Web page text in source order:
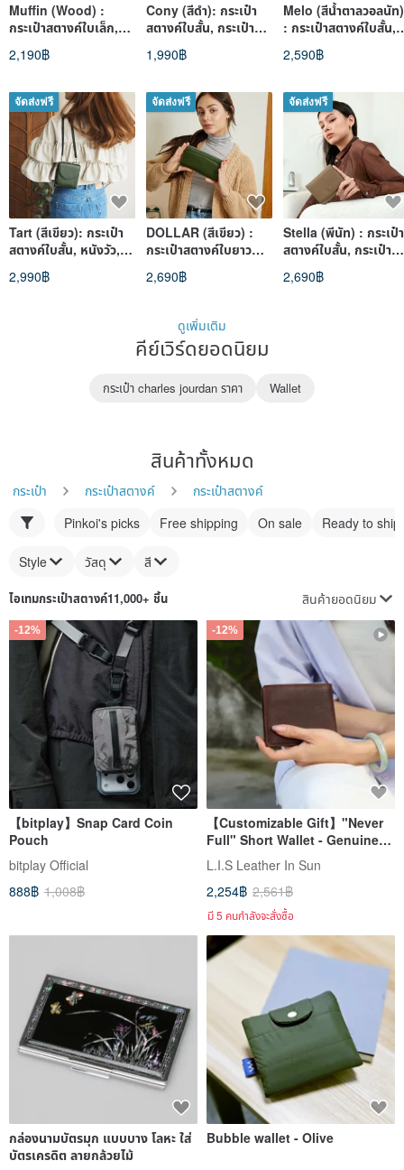
Muffin (Wood) :
กระเป๋าสตางค์ใบเล็ก,
กระเป๋าคล้องคอ, สี
น้ำตาลอมชมพู, ช่องเล็ก,
2,190฿
จัดส่งฟรี
Tart (สีเขียว): กระเป๋า
สตางค์ใบสั้น, หนังวัว,
ยาว, สีเขียว
2,990฿
Cony (สีดำ): กระเป๋า
สตางค์ใบสั้น, กระเป๋า
สตางค์หนัง, กระเป๋า
สตางค์ซิป, หนังนุ่ม, มี
1,990฿
จัดส่งฟรี
DOLLAR (สีเขียว) :
กระเป๋าสตางค์ใบยาว
กระเป๋าสตางค์สีเขียวเข้ม
2,690฿
Melo (สีน้ำตาลวอลนัท)
: กระเป๋าสตางค์ใบสั้น,
กระเป๋าสตางค์หนังวัว,
หนังวัวนุ่ม, กระเป๋าจิ๋ว
2,590฿
จัดส่งฟรี
Stella (พีนัท) : กระเป๋า
สตางค์ใบสั้น, กระเป๋า
สตางค์พับ, หนังวัวนุ่ม
2,690฿
ดูเพิ่มเติม
คีย์เวิร์ดยอดนิยม
กระเป๋า charles jourdan ราคา Wallet
สินค้าทั้งหมด
กระเป๋า กระเป๋าสตางค์
กระเป๋าสตางค์
Pinkoi's picks
Free shipping On sale Ready to ship
Style วัสดุ สี
ไอเทมกระเป๋าสตางค์11,000+ ชิ้น สินค้ายอดนิยม
-12%
【bitplay】Snap Card Coin
Pouch
bitplay Official
888฿ 1,008฿
-12%
【Customizable Gift】"Never
Full" Short Wallet - Genuine
Leather with Snap Button -
Available in 3 Colors -
Birthday/Father's Day Gift
L.I.S Leather In Sun
2,254฿ 2,561฿
มี 5 คนกำลังจะสั่งซื้อ
กล่องนามบัตรมุก แบบบาง โลหะ ใส่
บัตรเครดิต ลายกล้วยไม้
Bubble wallet - Olive